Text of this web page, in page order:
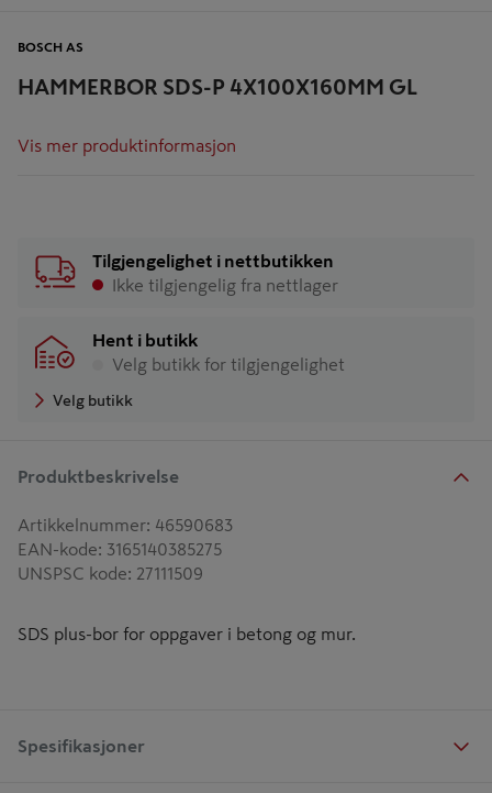
HAMMERBOR SDS-P 4X100X160MM GL
BOSCH AS
Vis mer produktinformasjon
Tilgjengelighet i nettbutikken
Ikke tilgjengelig fra nettlager
Hent i butikk
Velg butikk for tilgjengelighet
Velg butikk
Produktbeskrivelse
Artikkelnummer: 46590683
EAN-kode: 3165140385275
UNSPSC kode: 27111509
SDS plus-bor for oppgaver i betong og mur.
Spesifikasjoner